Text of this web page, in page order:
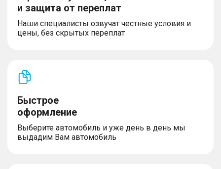
и защита от переплат
Наши специалисты озвучат честные условия и
цены, без скрытых переплат
Быстрое
оформление
Выберите автомобиль и уже день в день мы
выдадим Вам автомобиль